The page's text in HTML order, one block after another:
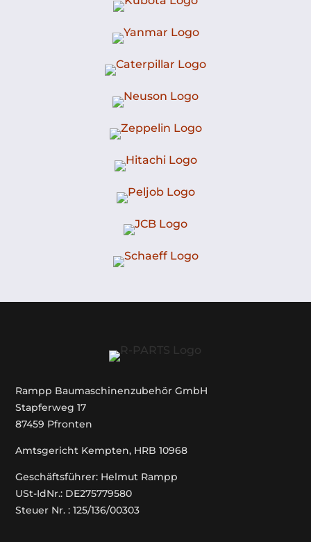
Rampp Baumaschinenzubehör GmbH
Stapferweg 17
87459 Pfronten
Amtsgericht Kempten, HRB 10968
Geschäftsführer: Helmut Rampp
USt-IdNr.: DE275779580
Steuer Nr. : 125/136/00303